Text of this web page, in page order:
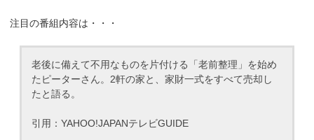
注目の番組内容は・・・
老後に備えて不用なものを片付ける「老前整理」を始め
たピーターさん。2軒の家と、家財一式をすべて売却し
たと語る。
引用：YAHOO!JAPANテレビGUIDE